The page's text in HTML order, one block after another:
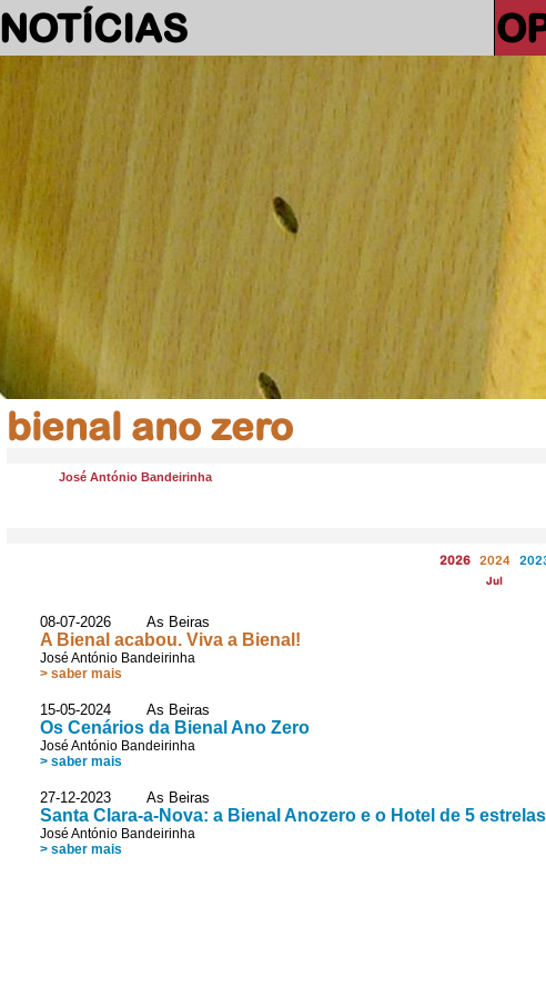
NOTÍCIAS
bienal ano zero
José António Bandeirinha
2026 2024
Jul
08-07-2026 As Beiras
A Bienal acabou. Viva a Bienal!
José António Bandeirinha
> saber mais
15-05-2024 As Beiras
Os Cenários da Bienal Ano Zero
José António Bandeirinha
> saber mais
27-12-2023 As Beiras
Santa Clara-a-Nova: a Bienal Anozero e o Hotel de 5
José António Bandeirinha
> saber mais